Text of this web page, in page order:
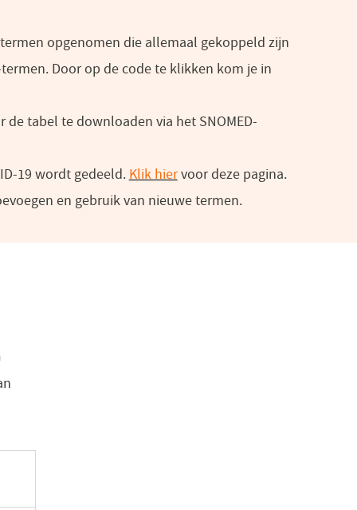
opgenomen die allemaal gekoppeld zijn
Door op de code te klikken kom je in
tabel te downloaden via het SNOMED-
19 wordt gedeeld. Klik hier(opent
in
voor deze pagina.
en gebruik van nieuwe termen.